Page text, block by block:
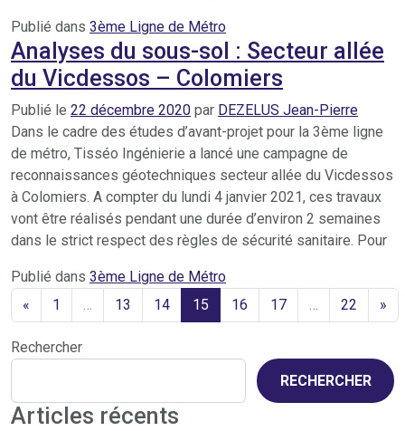
Publié dans 3ème Ligne de Métro
Analyses du sous-sol : Secteur allée
du Vicdessos – Colomiers
Publié le 22 décembre 2020 par DEZELUS Jean-Pierre
Dans le cadre des études d’avant-projet pour la 3ème ligne
de métro, Tisséo Ingénierie a lancé une campagne de
reconnaissances géotechniques secteur allée du Vicdessos
à Colomiers. A compter du lundi 4 janvier 2021, ces travaux
vont être réalisés pendant une durée d’environ 2 semaines
dans le strict respect des règles de sécurité sanitaire. Pour
Publié dans 3ème Ligne de Métro
«
1 … 13 14 15 16 17 … 22 »
Rechercher
RECHERCHER
Articles récents